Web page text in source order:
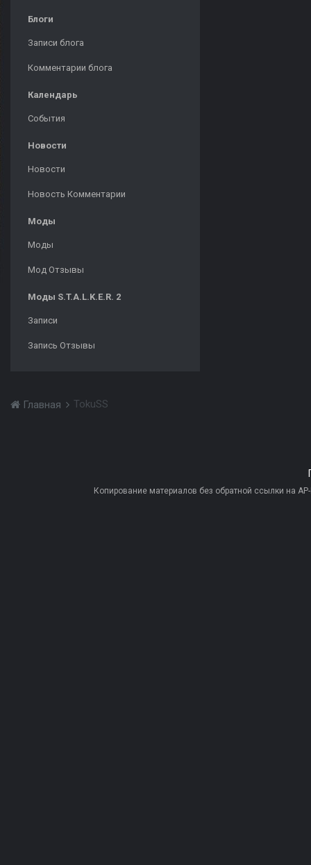
Блоги
Записи блога
Комментарии блога
Календарь
События
Новости
Новости
Новость Комментарии
Моды
Моды
Мод Отзывы
Моды S.T.A.L.K.E.R. 2
Записи
Запись Отзывы
Главная TokuSS
Копирование материалов без обратной ссылки на